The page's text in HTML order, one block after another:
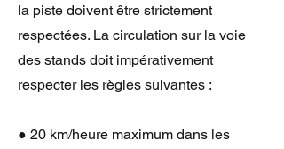
la piste doivent être strictement
respectées. La circulation sur la voie
des stands doit impérativement
respecter les règles suivantes :
● 20 km/heure maximum dans les